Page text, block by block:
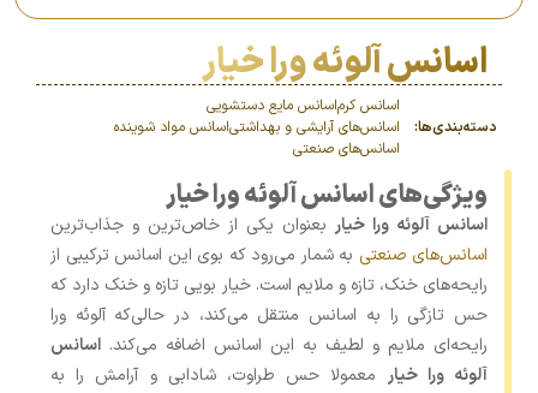
اسانس آلوئه ورا خیار
دسته‌بندی‌ها:
اسانس کرماسانس مایع دستشویی
اسانس‌های آرایشی و بهداشتیاسانس مواد شوینده
اسانس‌های صنعتی
ویژگی‌های اسانس آلوئه ورا خیار
اسانس آلوئه ورا خیار بعنوان یکی از خاص‌ترین و جذاب‌ترین
اسانس‌های صنعتی به شمار می‌رود که بوی این اسانس ترکیبی از
رایحه‌های خنک، تازه و ملایم است. خیار بویی تازه و خنک دارد که
حس تازگی را به اسانس منتقل می‌کند، در حالی‌که آلوئه ورا
رایحه‌ای ملایم و لطیف به این اسانس اضافه می‌کند. اسانس
آلوئه ورا خیار معمولا حس طراوت، شادابی و آرامش را به